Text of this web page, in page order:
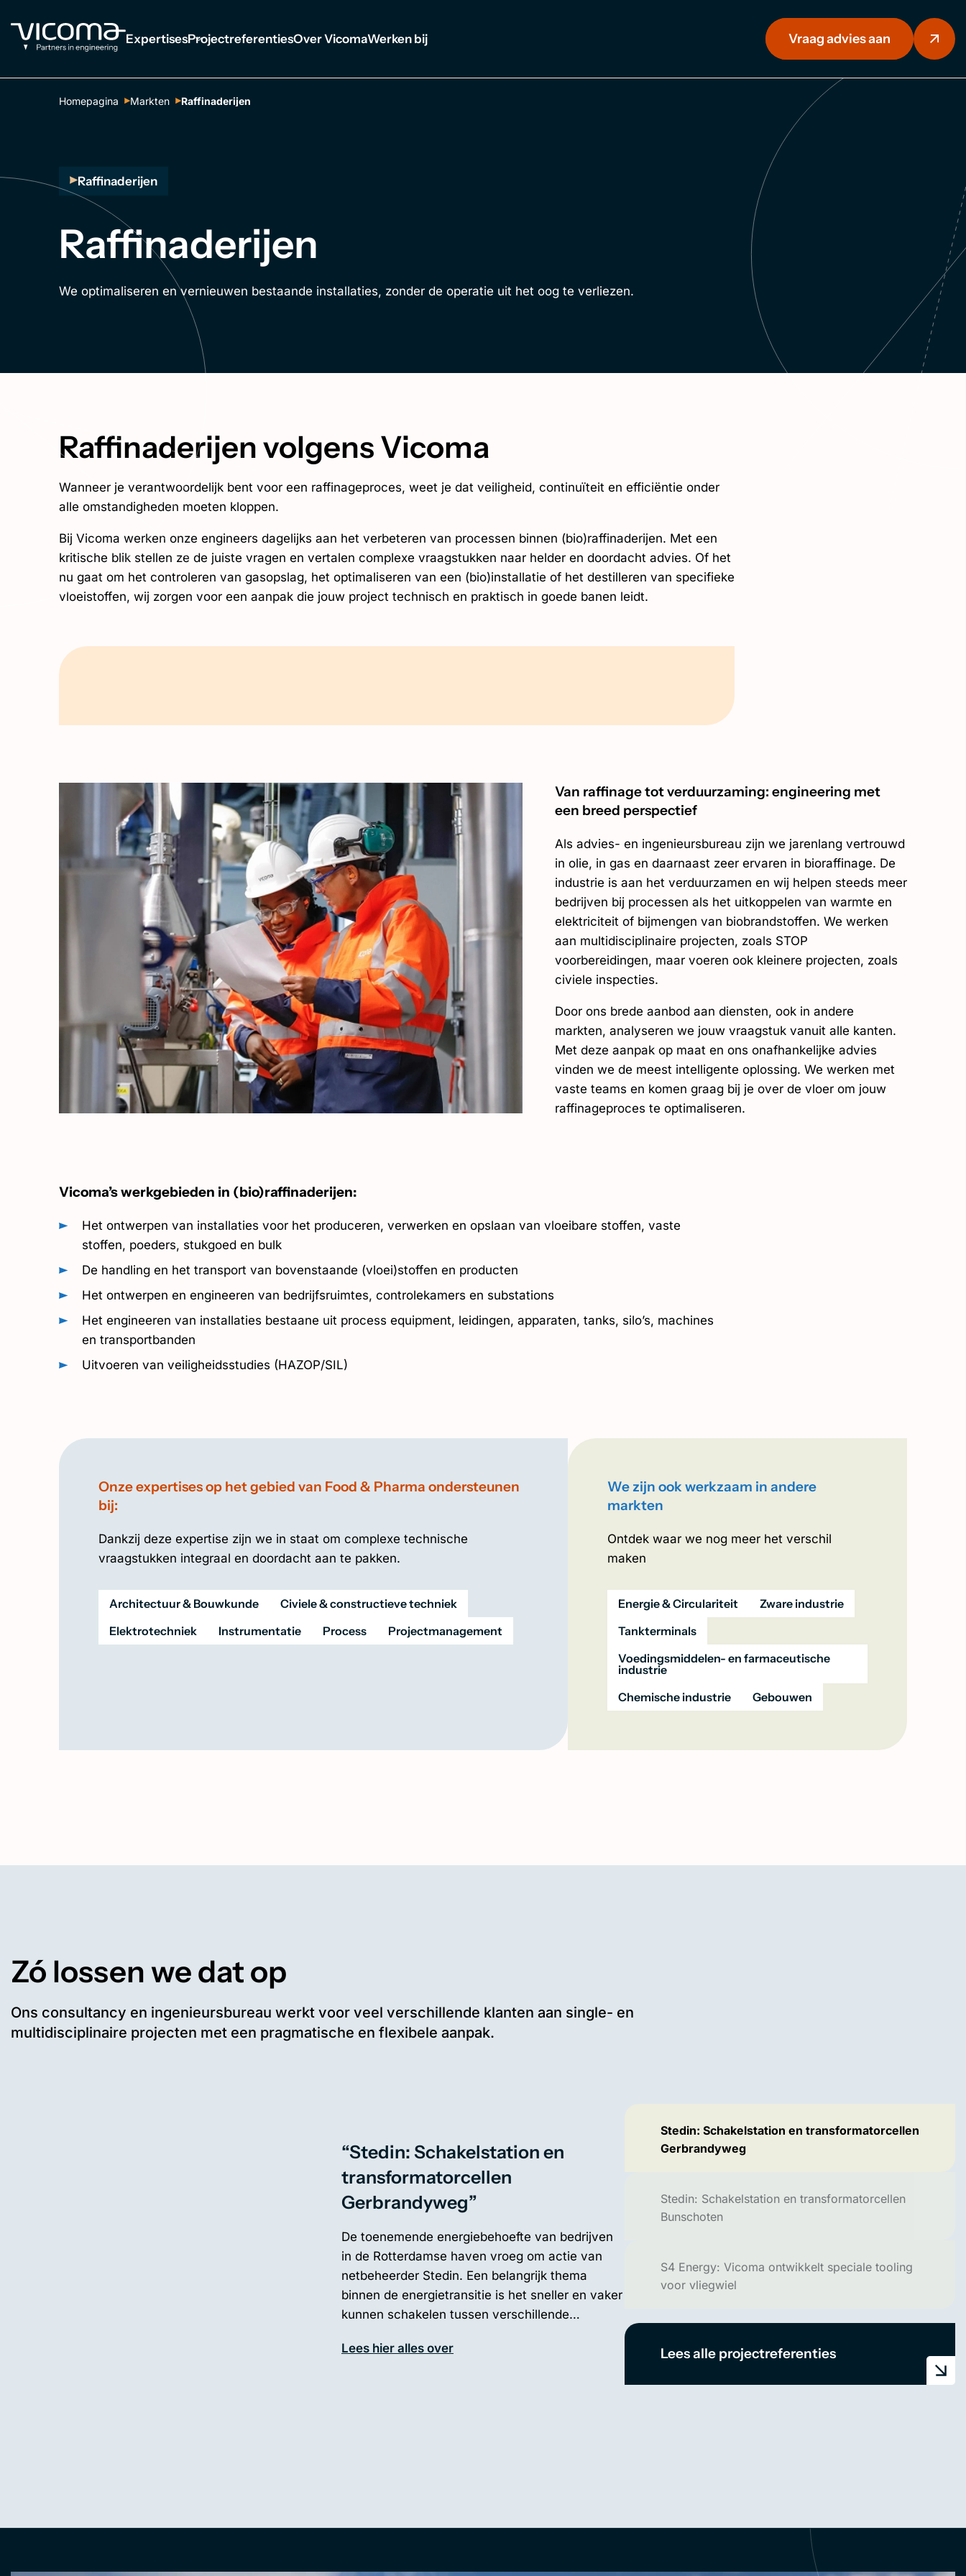
ExpertisesProjectreferentiesOver VicomaWerken bij Vraag advies aan
Homepagina Markten Raffinaderijen
Raffinaderijen
Raffinaderijen
We optimaliseren en vernieuwen bestaande installaties, zonder de operatie uit het oog te verliezen.
Raffinaderijen volgens Vicoma
Wanneer je verantwoordelijk bent voor een raffinageproces, weet je dat veiligheid, continuïteit en efficiëntie onder
alle omstandigheden moeten kloppen.
Bij Vicoma werken onze engineers dagelijks aan het verbeteren van processen binnen (bio)raffinaderijen. Met een
kritische blik stellen ze de juiste vragen en vertalen complexe vraagstukken naar helder en doordacht advies. Of het
nu gaat om het controleren van gasopslag, het optimaliseren van een (bio)installatie of het destilleren van specifieke
vloeistoffen, wij zorgen voor een aanpak die jouw project technisch en praktisch in goede banen leidt.
Van raffinage tot verduurzaming: engineering met
een breed perspectief
Als advies- en ingenieursbureau zijn we jarenlang vertrouwd
in olie, in gas en daarnaast zeer ervaren in bioraffinage. De
industrie is aan het verduurzamen en wij helpen steeds meer
bedrijven bij processen als het uitkoppelen van warmte en
elektriciteit of bijmengen van biobrandstoffen. We werken
aan multidisciplinaire projecten, zoals STOP
voorbereidingen, maar voeren ook kleinere projecten, zoals
civiele inspecties.
Door ons brede aanbod aan diensten, ook in andere
markten, analyseren we jouw vraagstuk vanuit alle kanten.
Met deze aanpak op maat en ons onafhankelijke advies
vinden we de meest intelligente oplossing. We werken met
vaste teams en komen graag bij je over de vloer om jouw
raffinageproces te optimaliseren.
Vicoma’s werkgebieden in (bio)raffinaderijen:
Het ontwerpen van installaties voor het produceren, verwerken en opslaan van vloeibare stoffen, vaste
stoffen, poeders, stukgoed en bulk
De handling en het transport van bovenstaande (vloei)stoffen en producten
Het ontwerpen en engineeren van bedrijfsruimtes, controlekamers en substations
Het engineeren van installaties bestaane uit process equipment, leidingen, apparaten, tanks, silo’s, machines
en transportbanden
Uitvoeren van veiligheidsstudies (HAZOP/SIL)
Onze expertises op het gebied van Food & Pharma ondersteunen
bij:
Dankzij deze expertise zijn we in staat om complexe technische
vraagstukken integraal en doordacht aan te pakken.
Architectuur & Bouwkunde
Civiele & constructieve techniek
Elektrotechniek
Instrumentatie Process Projectmanagement
We zijn ook werkzaam in andere
markten
Ontdek waar we nog meer het verschil
maken
Energie & Circulariteit
Zware industrie
Tankterminals
Voedingsmiddelen- en farmaceutische
industrie
Chemische industrie
Gebouwen
Zó lossen we dat op
Ons consultancy en ingenieursbureau werkt voor veel verschillende klanten aan single- en
multidisciplinaire projecten met een pragmatische en flexibele aanpak.
Stedin: Schakelstation en transformatorcellen
Gerbrandyweg
Stedin: Schakelstation en transformatorcellen
Bunschoten
S4 Energy: Vicoma ontwikkelt speciale tooling
voor vliegwiel
Lees alle projectreferenties
“Stedin: Schakelstation en
transformatorcellen
Gerbrandyweg”
De toenemende energiebehoefte van bedrijven
in de Rotterdamse haven vroeg om actie van
netbeheerder Stedin. Een belangrijk thema
binnen de energietransitie is het sneller en vaker
kunnen schakelen tussen verschillende…
Lees hier alles over